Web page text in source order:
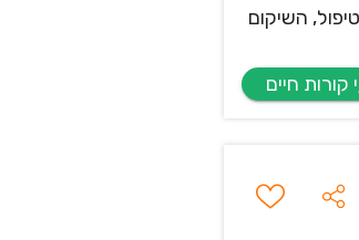
השיקום